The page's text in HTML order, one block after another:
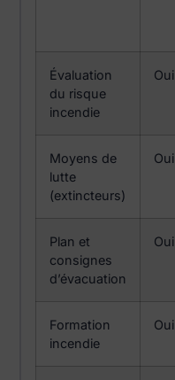
Évaluation
du risque
incendie
Oui
Moyens de
lutte
(extincteurs)
Oui
Plan et
consignes
d’évacuation
Oui
Formation
incendie
Oui